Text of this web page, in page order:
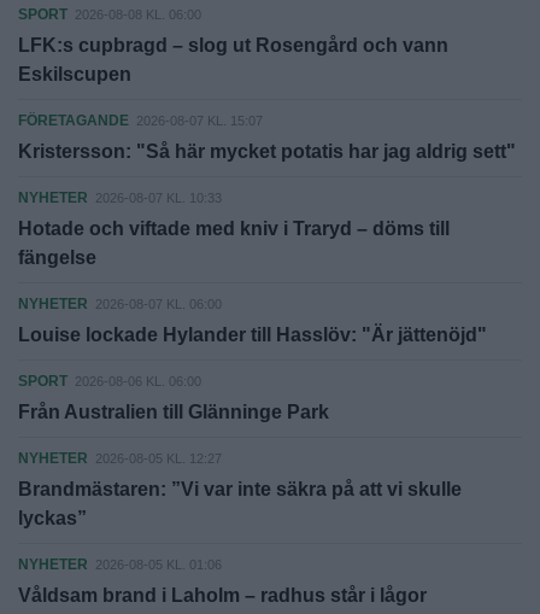
SPORT 2026-08-08 KL. 06:00
LFK:s cupbragd – slog ut Rosengård och vann
Eskilscupen
FÖRETAGANDE 2026-08-07 KL. 15:07
Kristersson: "Så här mycket potatis har jag aldrig sett"
NYHETER 2026-08-07 KL. 10:33
Hotade och viftade med kniv i Traryd – döms till
fängelse
NYHETER 2026-08-07 KL. 06:00
Louise lockade Hylander till Hasslöv: "Är jättenöjd"
SPORT 2026-08-06 KL. 06:00
Från Australien till Glänninge Park
NYHETER 2026-08-05 KL. 12:27
Brandmästaren: ”Vi var inte säkra på att vi skulle
lyckas”
NYHETER 2026-08-05 KL. 01:06
Våldsam brand i Laholm – radhus står i lågor